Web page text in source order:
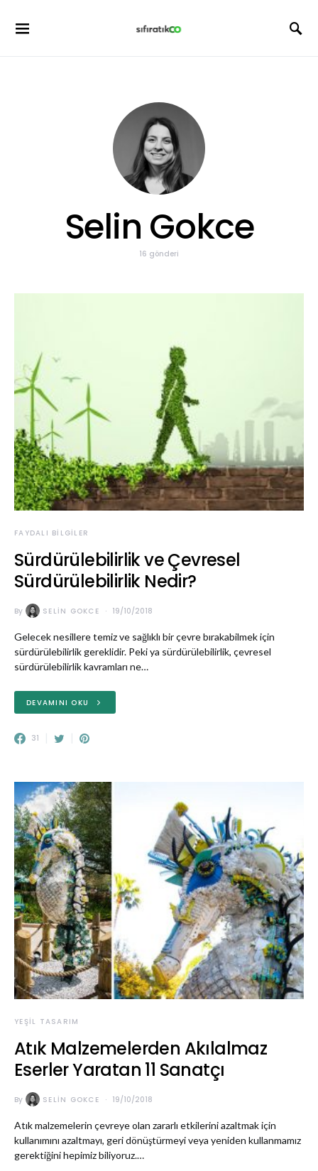
Selin Gokce
16 gönderi
FAYDALI BILGILER
Sürdürülebilirlik ve Çevresel
Sürdürülebilirlik Nedir?
By SELIN GOKCE 19/10/2018
Gelecek nesillere temiz ve sağlıklı bir çevre bırakabilmek için
sürdürülebilirlik gereklidir. Peki ya sürdürülebilirlik, çevresel
sürdürülebilirlik kavramları ne…
DEVAMINI OKU
31
YEŞIL TASARIM
Atık Malzemelerden Akılalmaz
Eserler Yaratan 11 Sanatçı
By SELIN GOKCE 19/10/2018
Atık malzemelerin çevreye olan zararlı etkilerini azaltmak için
kullanımını azaltmayı, geri dönüştürmeyi veya yeniden kullanmamız
gerektiğini hepimiz biliyoruz.…